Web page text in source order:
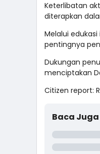
Keterlibatan
diterapkan
Melalui
pentingnya
Dukungan
menciptakan
Citizen report:
Baca Juga